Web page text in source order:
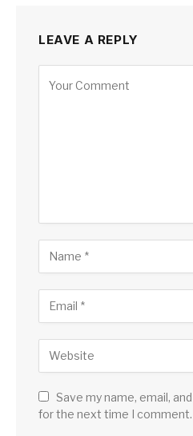
LEAVE A REPLY
Save my name, email,
for the next time I comment.